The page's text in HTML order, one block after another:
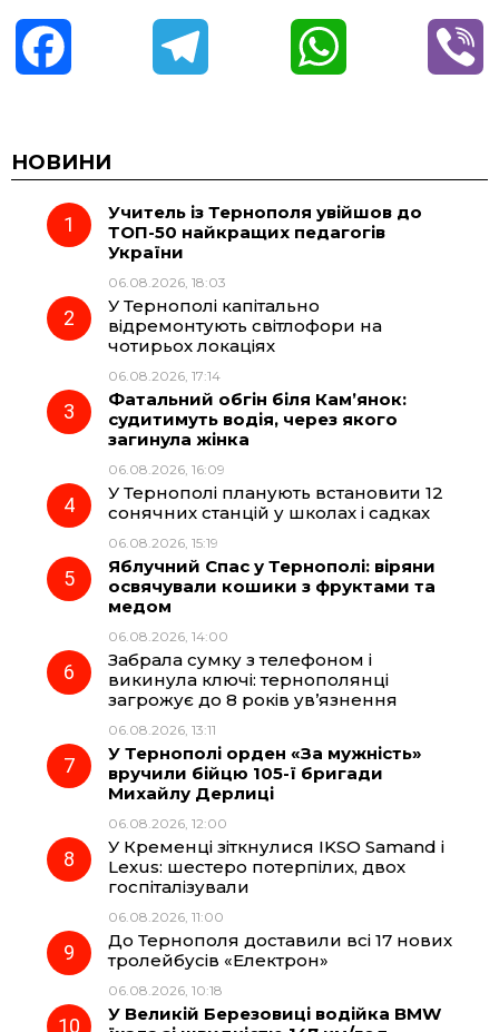
c
e
o
k
e
r
a
m
t
A
НОВИНИ
Учитель із Тернополя увійшов до
ТОП-50 найкращих педагогів
України
06.08.2026, 18:03
У Тернополі капітально
відремонтують світлофори на
чотирьох локаціях
06.08.2026, 17:14
Фатальний обгін біля Кам’янок:
судитимуть водія, через якого
загинула жінка
06.08.2026, 16:09
У Тернополі планують встановити 12
сонячних станцій у школах і садках
06.08.2026, 15:19
Яблучний Спас у Тернополі: віряни
освячували кошики з фруктами та
медом
06.08.2026, 14:00
Забрала сумку з телефоном і
викинула ключі: тернополянці
загрожує до 8 років ув’язнення
06.08.2026, 13:11
У Тернополі орден «За мужність»
вручили бійцю 105-ї бригади
Михайлу Дерлиці
06.08.2026, 12:00
У Кременці зіткнулися IKSO Samand і
Lexus: шестеро потерпілих, двох
госпіталізували
06.08.2026, 11:00
До Тернополя доставили всі 17 нових
тролейбусів «Електрон»
06.08.2026, 10:18
У Великій Березовиці водійка BMW